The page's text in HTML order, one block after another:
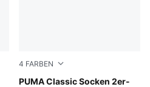
4 FARBEN
PUMA Classic Socken 2er-
white